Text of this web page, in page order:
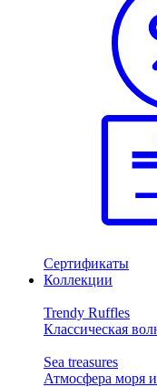
Сертификаты
Коллекции
Trendy Ruffles
Классическая
Sea treasures
Атмосфера моря